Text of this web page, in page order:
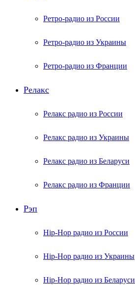
Ретро-радио из России
Ретро-радио из Украины
Ретро-радио из Франции
Релакс
Релакс радио из России
Релакс радио из Украины
Релакс радио из Беларуси
Релакс радио из Франции
Рэп
Hip-Hop радио из России
Hip-Hop радио из Украины
Hip-Hop радио из Беларуси